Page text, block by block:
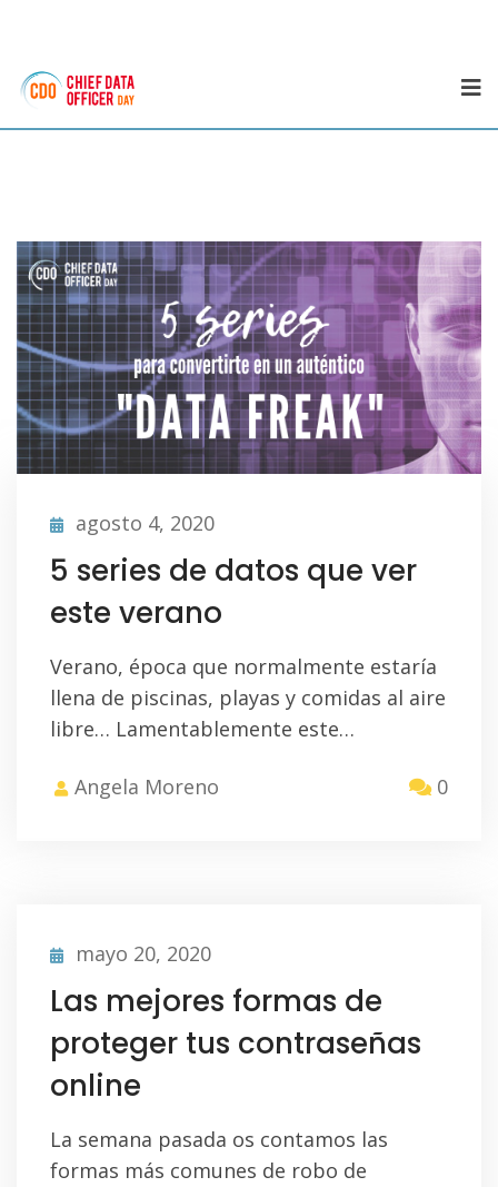
agosto 4, 2020
5 series de datos que ver
este verano
Verano, época que normalmente estaría
llena de piscinas, playas y comidas al aire
libre… Lamentablemente este…
Angela Moreno 0
mayo 20, 2020
Las mejores formas de
proteger tus contraseñas
online
La semana pasada os contamos las
formas más comunes de robo de